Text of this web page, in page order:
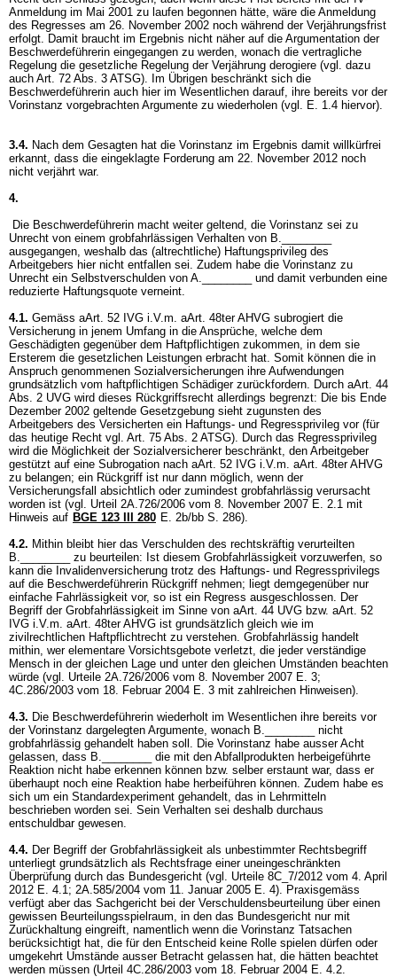
Anmeldung im Mai 2001 zu laufen begonnen hätte, wäre die Anmeldung
des Regresses am 26. November 2002 noch während der Verjährungsfrist
erfolgt. Damit braucht im Ergebnis nicht näher auf die Argumentation der
Beschwerdeführerin eingegangen zu werden, wonach die vertragliche
Regelung die gesetzliche Regelung der Verjährung derogiere (vgl. dazu
auch Art. 72 Abs. 3 ATSG). Im Übrigen beschränkt sich die
Beschwerdeführerin auch hier im Wesentlichen darauf, ihre bereits vor der
Vorinstanz vorgebrachten Argumente zu wiederholen (vgl. E. 1.4 hiervor).
3.4. Nach dem Gesagten hat die Vorinstanz im Ergebnis damit willkürfrei
erkannt, dass die eingeklagte Forderung am 22. November 2012 noch
nicht verjährt war.
4.
Die Beschwerdeführerin macht weiter geltend, die Vorinstanz sei zu
Unrecht von einem grobfahrlässigen Verhalten von B.________
ausgegangen, weshalb das (altrechtliche) Haftungsprivileg des
Arbeitgebers hier nicht entfallen sei. Zudem habe die Vorinstanz zu
Unrecht ein Selbstverschulden von A.________ und damit verbunden eine
reduzierte Haftungsquote verneint.
4.1. Gemäss aArt. 52 IVG i.V.m. aArt. 48ter AHVG subrogiert die
Versicherung in jenem Umfang in die Ansprüche, welche dem
Geschädigten gegenüber dem Haftpflichtigen zukommen, in dem sie
Ersterem die gesetzlichen Leistungen erbracht hat. Somit können die in
Anspruch genommenen Sozialversicherungen ihre Aufwendungen
grundsätzlich vom haftpflichtigen Schädiger zurückfordern. Durch aArt. 44
Abs. 2 UVG wird dieses Rückgriffsrecht allerdings begrenzt: Die bis Ende
Dezember 2002 geltende Gesetzgebung sieht zugunsten des
Arbeitgebers des Versicherten ein Haftungs- und Regressprivileg vor (für
das heutige Recht vgl. Art. 75 Abs. 2 ATSG). Durch das Regressprivileg
wird die Möglichkeit der Sozialversicherer beschränkt, den Arbeitgeber
gestützt auf eine Subrogation nach aArt. 52 IVG i.V.m. aArt. 48ter AHVG
zu belangen; ein Rückgriff ist nur dann möglich, wenn der
Versicherungsfall absichtlich oder zumindest grobfahrlässig verursacht
worden ist (vgl. Urteil 2A.726/2006 vom 8. November 2007 E. 2.1 mit
Hinweis auf BGE 123 III 280 E. 2b/bb S. 286).
4.2. Mithin bleibt hier das Verschulden des rechtskräftig verurteilten
B.________ zu beurteilen: Ist diesem Grobfahrlässigkeit vorzuwerfen, so
kann die Invalidenversicherung trotz des Haftungs- und Regressprivilegs
auf die Beschwerdeführerin Rückgriff nehmen; liegt demgegenüber nur
einfache Fahrlässigkeit vor, so ist ein Regress ausgeschlossen. Der
Begriff der Grobfahrlässigkeit im Sinne von aArt. 44 UVG bzw. aArt. 52
IVG i.V.m. aArt. 48ter AHVG ist grundsätzlich gleich wie im
zivilrechtlichen Haftpflichtrecht zu verstehen. Grobfahrlässig handelt
mithin, wer elementare Vorsichtsgebote verletzt, die jeder verständige
Mensch in der gleichen Lage und unter den gleichen Umständen beachten
würde (vgl. Urteile 2A.726/2006 vom 8. November 2007 E. 3;
4C.286/2003 vom 18. Februar 2004 E. 3 mit zahlreichen Hinweisen).
4.3. Die Beschwerdeführerin wiederholt im Wesentlichen ihre bereits vor
der Vorinstanz dargelegten Argumente, wonach B.________ nicht
grobfahrlässig gehandelt haben soll. Die Vorinstanz habe ausser Acht
gelassen, dass B.________ die mit den Abfallprodukten herbeigeführte
Reaktion nicht habe erkennen können bzw. selber erstaunt war, dass er
überhaupt noch eine Reaktion habe herbeiführen können. Zudem habe es
sich um ein Standardexperiment gehandelt, das in Lehrmitteln
beschrieben worden sei. Sein Verhalten sei deshalb durchaus
entschuldbar gewesen.
4.4. Der Begriff der Grobfahrlässigkeit als unbestimmter Rechtsbegriff
unterliegt grundsätzlich als Rechtsfrage einer uneingeschränkten
Überprüfung durch das Bundesgericht (vgl. Urteile 8C_7/2012 vom 4. April
2012 E. 4.1; 2A.585/2004 vom 11. Januar 2005 E. 4). Praxisgemäss
verfügt aber das Sachgericht bei der Verschuldensbeurteilung über einen
gewissen Beurteilungsspielraum, in den das Bundesgericht nur mit
Zurückhaltung eingreift, namentlich wenn die Vorinstanz Tatsachen
berücksichtigt hat, die für den Entscheid keine Rolle spielen dürfen oder
umgekehrt Umstände ausser Betracht gelassen hat, die hätten beachtet
werden müssen (Urteil 4C.286/2003 vom 18. Februar 2004 E. 4.2.